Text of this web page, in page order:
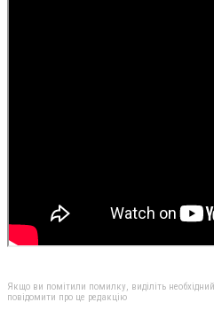
Якщо ви помітили помилку, виділіть
повідомити про це редакцію